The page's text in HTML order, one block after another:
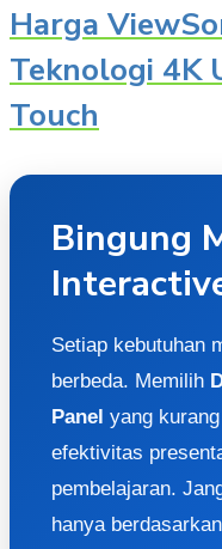
Harga
Teknologi 4K
Touch
Bingung
Setiap kebutuhan
berbeda. Memilih
Panel yang
efektivitas
pembelajaran.
hanya